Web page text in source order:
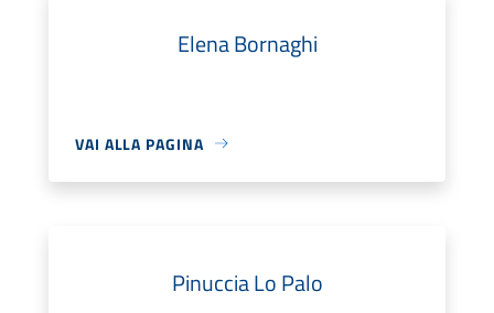
Elena Bornaghi
VAI ALLA PAGINA
Pinuccia Lo Palo